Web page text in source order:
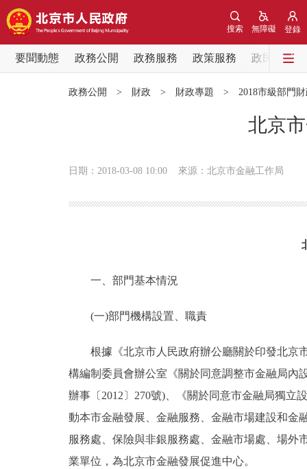
登錄
無障礙
搜索
要聞動態 政務公開 政務服務 政策服務
政民互動
政務服務
個人服務
便民服務
政務公開 > 財政 > 財政專題 > 2018市級部門
北京
日期：2018-03-08 10:00 來源：北京市金融工作局
一、部門基本情況
(一)部門機構設置、職責
根據《北京市人民政府辦公廳關於印發北京市
構編制委員會辦公室《關於同意調整市金融局內
辦事〔2012〕270號)、《關於同意市金融局獨立
動本市金融發展、金融服務、金融市場建設和金
服務處、保險與非銀服務處、金融市場處、場
業單位，為北京市金融發展促進中心。